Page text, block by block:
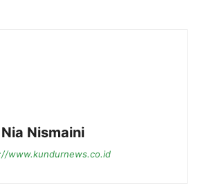
Nia Nismaini
www.kundurnews.co.id